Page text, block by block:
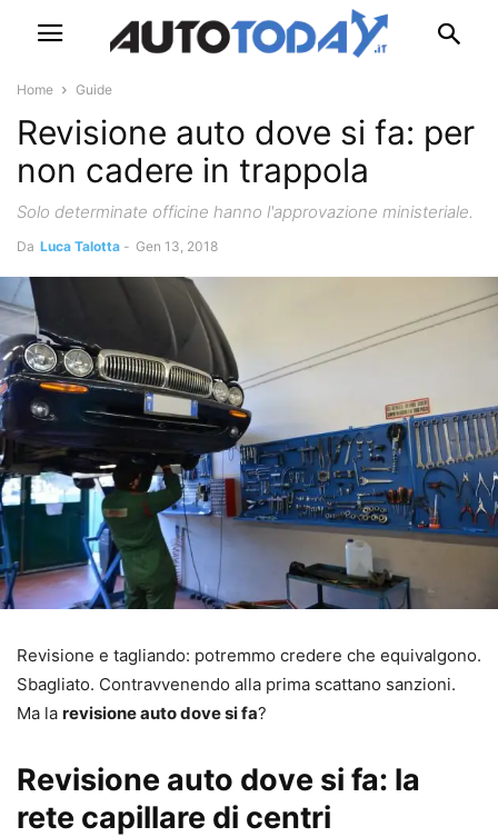
Home Guide
Revisione auto dove si fa: per
non cadere in trappola
Solo determinate officine hanno l'approvazione ministeriale.
Da Luca Talotta - Gen 13, 2018
Revisione e tagliando: potremmo credere che equivalgono.
Sbagliato. Contravvenendo alla prima scattano sanzioni.
Ma la revisione auto dove si fa?
Revisione auto dove si fa: la
rete capillare di centri